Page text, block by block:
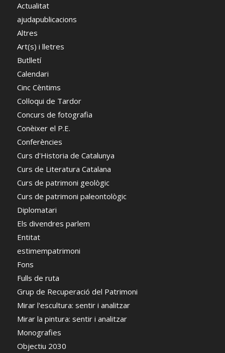
Actualitat
ajudapublicacions
Altres
Art(s) i lletres
Butlletí
Calendari
Cinc Cèntims
Col·loqui de Tardor
Concurs de fotografia
Conèixer el P.E.
Conferències
Curs d'Historia de Catalunya
Curs de Literatura Catalana
Curs de patrimoni geològic
Curs de patrimoni paleontològic
Diplomatari
Els divendres parlem
Entitat
estimempatrimoni
Fons
Fulls de ruta
Grup de Recuperació del Patrimoni
Mirar l'escultura: sentir i analitzar
Mirar la pintura: sentir i analitzar
Monografies
Objectiu 2030